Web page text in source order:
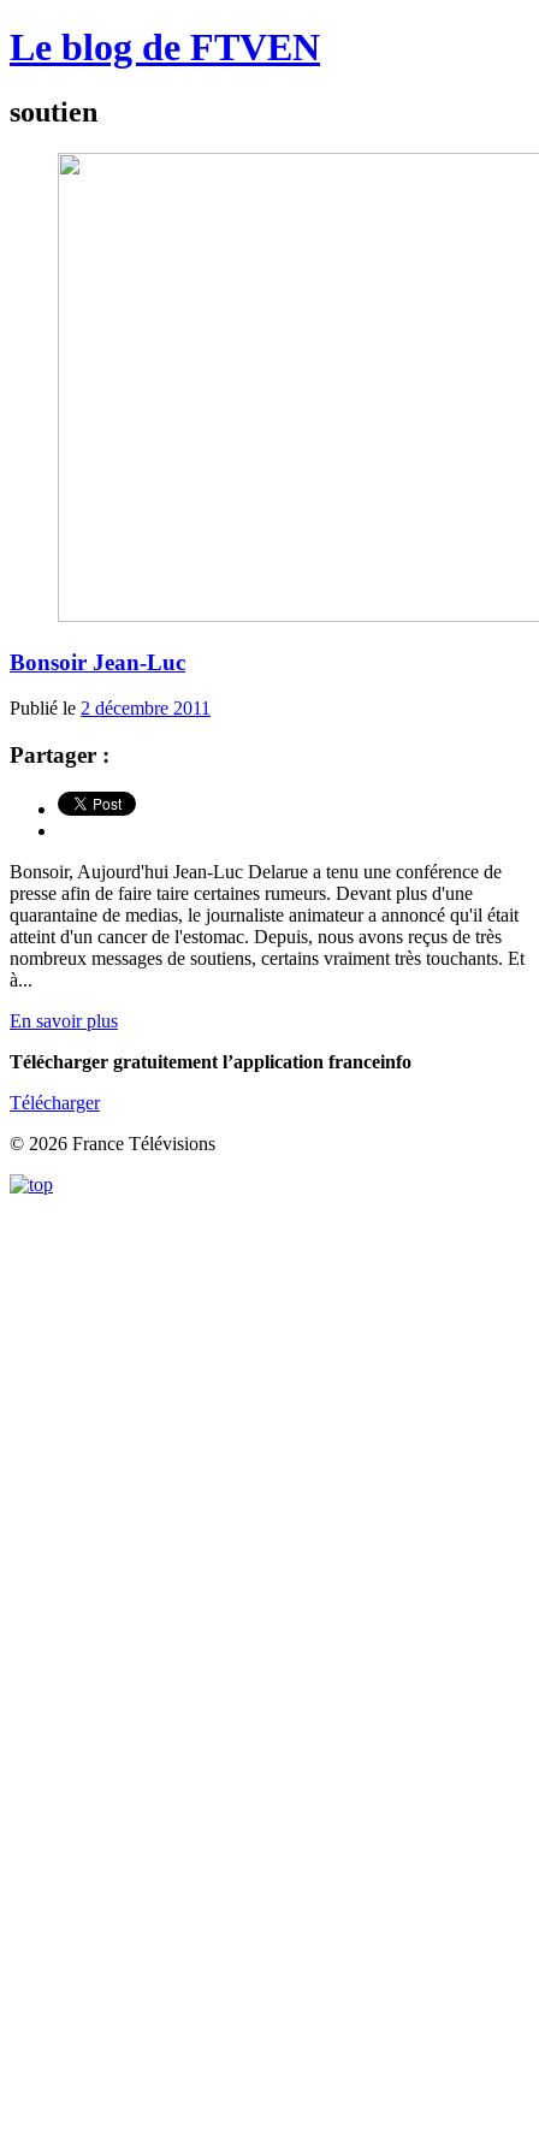
Le blog de FTVEN
soutien
Bonsoir Jean-Luc
Publié le 2 décembre 2011
Partager :
Bonsoir, Aujourd'hui Jean-Luc Delarue a tenu une conférence de
presse afin de faire taire certaines rumeurs. Devant plus d'une
quarantaine de medias, le journaliste animateur a annoncé qu'il était
atteint d'un cancer de l'estomac. Depuis, nous avons reçus de très
nombreux messages de soutiens, certains vraiment très touchants. Et
à...
En savoir plus
Télécharger gratuitement l’application franceinfo
Télécharger
© 2026 France Télévisions